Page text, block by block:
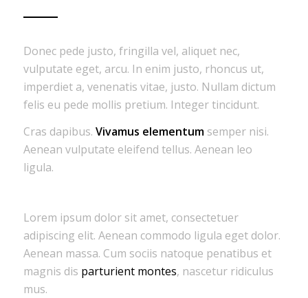
Donec pede justo, fringilla vel, aliquet nec,
vulputate eget, arcu. In enim justo, rhoncus ut,
imperdiet a, venenatis vitae, justo. Nullam dictum
felis eu pede mollis pretium. Integer tincidunt.
Cras dapibus. Vivamus elementumsemper nisi.
Aenean vulputate eleifend tellus. Aenean leo
ligula.
Lorem ipsum dolor sit amet, consectetuer
adipiscing elit. Aenean commodo ligula eget dolor.
Aenean massa. Cum sociis natoque penatibus et
magnis dis parturient montes, nascetur ridiculus
mus.